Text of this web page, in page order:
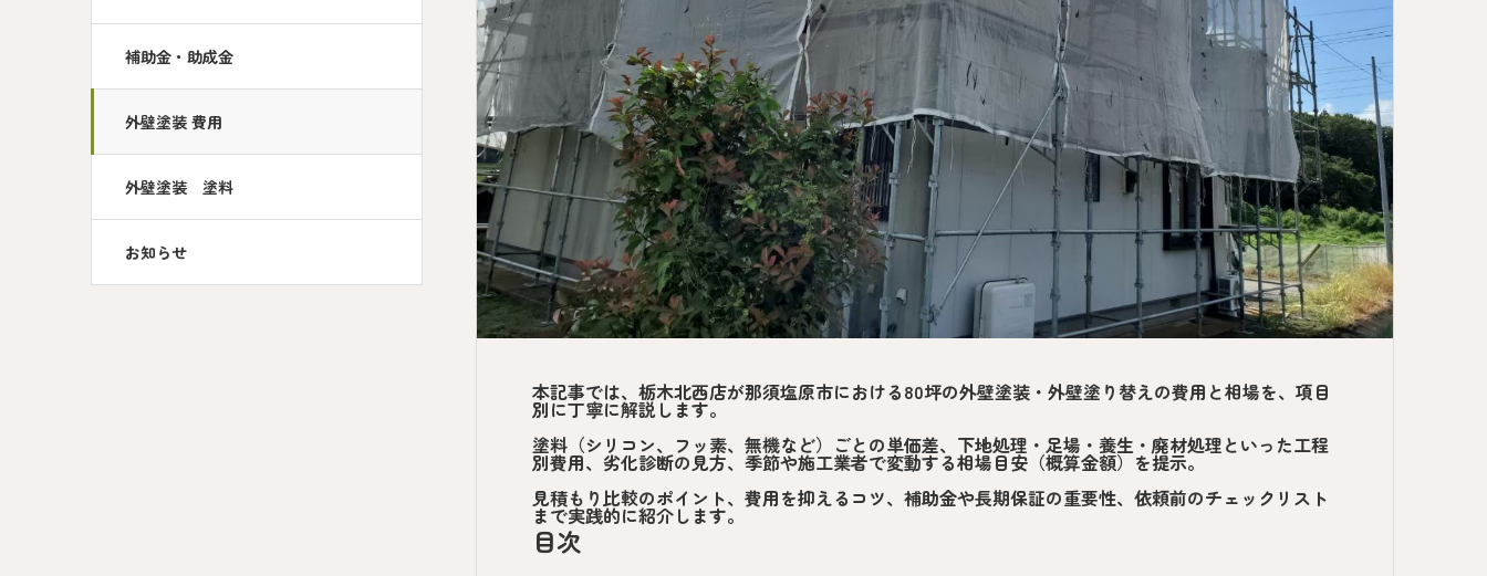
補助金・助成金
外壁塗装 費用
外壁塗装 塗料
お知らせ
本記事では、栃木北西店が那須塩原市における80坪の外壁塗装・外壁塗り替えの費用と相場を、項目
別に丁寧に解説します。
塗料（シリコン、フッ素、無機など）ごとの単価差、下地処理・足場・養生・廃材処理といった工程
別費用、劣化診断の見方、季節や施工業者で変動する相場目安（概算金額）を提示。
見積もり比較のポイント、費用を抑えるコツ、補助金や長期保証の重要性、依頼前のチェックリスト
まで実践的に紹介します。
目次